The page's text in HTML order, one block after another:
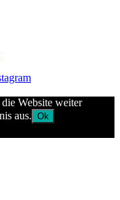
Website weiter
aus. Ok